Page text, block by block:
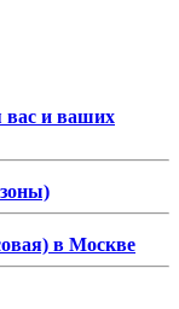
вас и ваших
в Москве